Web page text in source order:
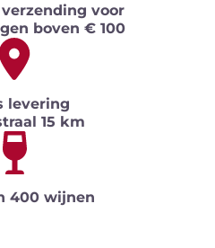
voor
boven € 100
levering
15 km
400 wijnen